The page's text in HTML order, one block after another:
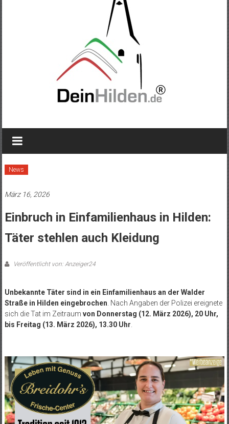
News
März 16, 2026
Einbruch in Einfamilienhaus in Hilden:
Täter stehlen auch Kleidung
Veröffentlicht von: Anzeiger24
Unbekannte Täter sind in ein Einfamilienhaus an der Walder
Straße in Hilden eingebrochen . Nach Angaben der Polizei ereignete
sich die Tat im Zeitraum von Donnerstag (12. März 2026), 20 Uhr,
bis Freitag (13. März 2026), 13.30 Uhr